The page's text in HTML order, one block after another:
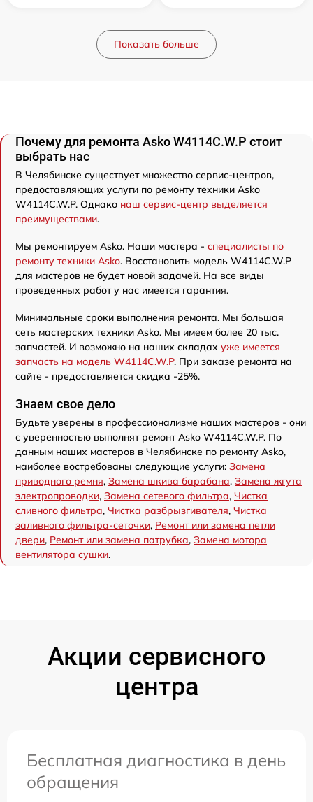
Показать больше
Почему для ремонта Asko W4114C.W.P стоит
выбрать нас
В Челябинске существует множество сервис-центров,
предоставляющих услуги по ремонту техники Asko
W4114C.W.P. Однако наш сервис-центр выделяется
преимуществами.
Мы ремонтируем Asko. Наши мастера - специалисты по
ремонту техники Asko. Восстановить модель W4114C.W.P
для мастеров не будет новой задачей. На все виды
проведенных работ у нас имеется гарантия.
Минимальные сроки выполнения ремонта. Мы большая
сеть мастерских техники Asko. Мы имеем более 20 тыс.
запчастей. И возможно на наших складах уже имеется
запчасть на модель W4114C.W.P. При заказе ремонта на
сайте - предоставляется скидка -25%.
Знаем свое дело
Будьте уверены в профессионализме наших мастеров - они
с уверенностью выполнят ремонт Asko W4114C.W.P. По
данным наших мастеров в Челябинске по ремонту Asko,
наиболее востребованы следующие услуги: Замена
приводного ремня, Замена шкива барабана, Замена жгута
электропроводки, Замена сетевого фильтра, Чистка
сливного фильтра, Чистка разбрызгивателя, Чистка
заливного фильтра-сеточки, Ремонт или замена петли
двери, Ремонт или замена патрубка, Замена мотора
вентилятора сушки.
Акции сервисного
центра
Бесплатная диагностика в день
обращения